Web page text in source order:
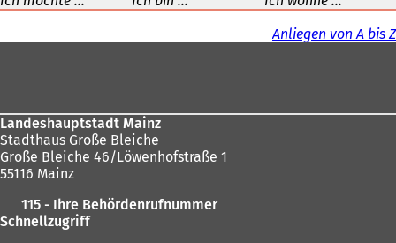
Anliegen von A bis Z
Landeshauptstadt Mainz
Stadthaus Große Bleiche
Große Bleiche 46/Löwenhofstraße 1
55116 Mainz
115 - Ihre Behördenrufnummer
Schnellzugriff